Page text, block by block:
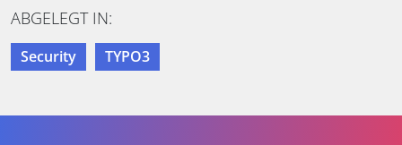
ABGELEGT IN:
Security TYPO3